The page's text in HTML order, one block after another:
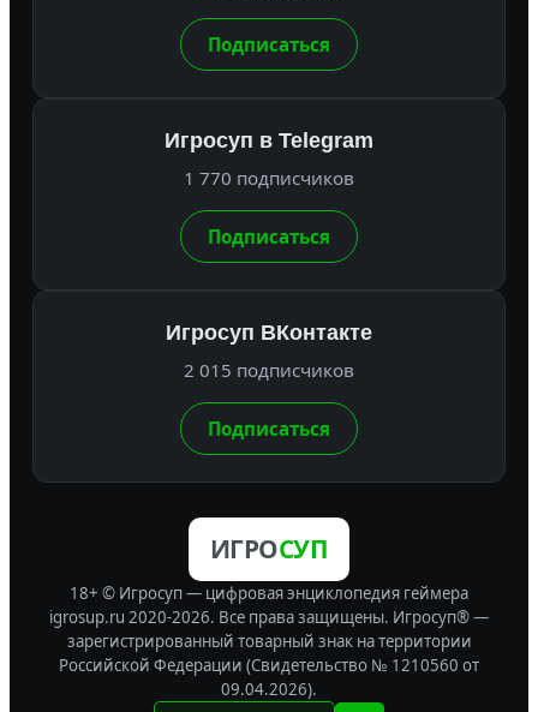
Подписаться
Игросуп в Telegram
1 770 подписчиков
Подписаться
Игросуп ВКонтакте
2 015 подписчиков
Подписаться
ИГРОСУП
18+ © Игросуп — цифровая энциклопедия геймера
igrosup.ru 2020-2026. Все права защищены. Игросуп® —
зарегистрированный товарный знак на территории
Российской Федерации (Свидетельство № 1210560 от
09.04.2026).